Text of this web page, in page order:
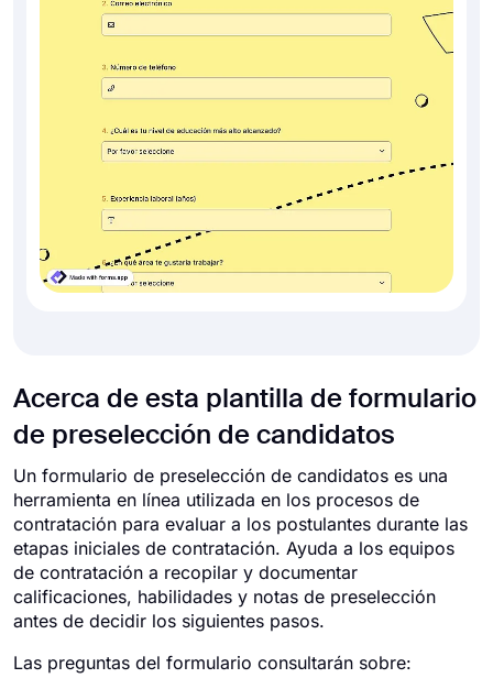
Acerca de esta plantilla de formulario
de preselección de candidatos
Un formulario de preselección de candidatos es una
herramienta en línea utilizada en los procesos de
contratación para evaluar a los postulantes durante las
etapas iniciales de contratación. Ayuda a los equipos
de contratación a recopilar y documentar
calificaciones, habilidades y notas de preselección
antes de decidir los siguientes pasos.
Las preguntas del formulario consultarán sobre: